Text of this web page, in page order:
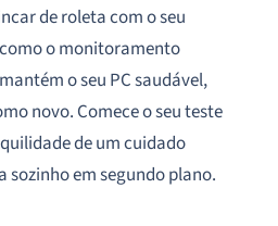
de roleta com o seu
o monitoramento
o seu PC saudável,
novo. Comece o seu teste
de um cuidado
em segundo plano.